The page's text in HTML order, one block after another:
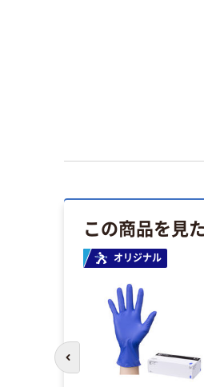
この商品を見
オリジナル
前のスライドへ